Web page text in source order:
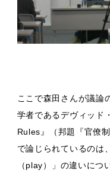
ここで森田さんが議論
学者であるデヴィッド
Rules』（邦題『官僚
で論じられているのは
（play）」の違いにつ